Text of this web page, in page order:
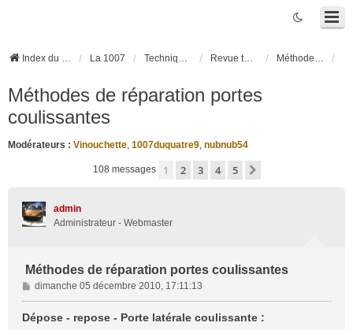
Index du forum La 1007 Techniques et Questions Revue technique Méthodes de réparation Peugeot
Méthodes de réparation portes
coulissantes
Modérateurs : Vinouchette, 1007duquatre9, nubnub54
108 messages 1 2 3 4 5
admin
Administrateur - Webmaster
Méthodes de réparation portes coulissantes
M
e
s
dimanche 05 décembre 2010, 17:11:13
Dépose - repose - Porte latérale coulissante :